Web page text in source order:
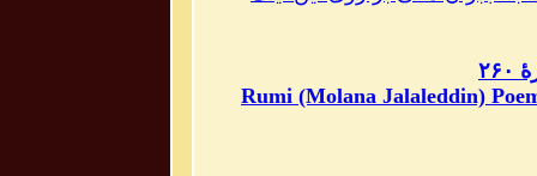
Rumi (Molana Jalaleddin)